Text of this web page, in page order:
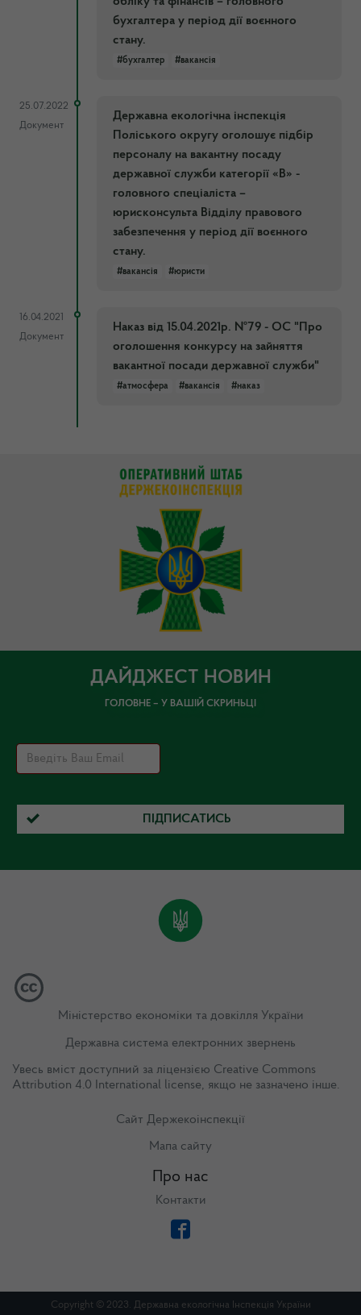
бухгалтера у період дії воєнного
стану.
#бухгалтер #вакансія
25.07.2022
Документ
Державна екологічна інспекція
Поліського округу оголошує підбір
персоналу на вакантну посаду
державної служби категорії «В» -
головного спеціаліста –
юрисконсульта Відділу правового
забезпечення у період дії воєнного
стану.
#вакансія #юристи
16.04.2021
Документ
Наказ від 15.04.2021р. №79 - ОС "Про
оголошення конкурсу на зайняття
вакантної посади державної служби"
#атмосфера #вакансія #наказ
ДАЙДЖЕСТ НОВИН
ГОЛОВНЕ – У ВАШІЙ СКРИНЬЦІ
ПІДПИСАТИСЬ
Міністерство економіки та довкілля України
Державна система електронних звернень
Увесь вміст доступний за ліцензією Creative Commons
Attribution 4.0 International license, якщо не зазначено інше.
Сайт Держекоінспекції
Мапа сайту
Про нас
Контакти
Copyright © 2023. Державна екологічна Інспекція України